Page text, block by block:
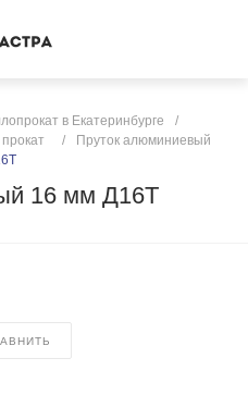
в Екатеринбурге
/
/
Пруток алюминиевый
16 мм Д16Т